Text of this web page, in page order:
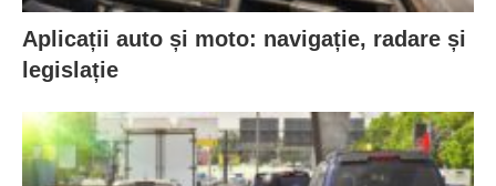
Aplicații auto și moto: navigație, radare și
legislație